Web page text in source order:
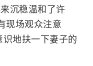
沉稳温和了许
现场观众注意
地扶一下妻子的